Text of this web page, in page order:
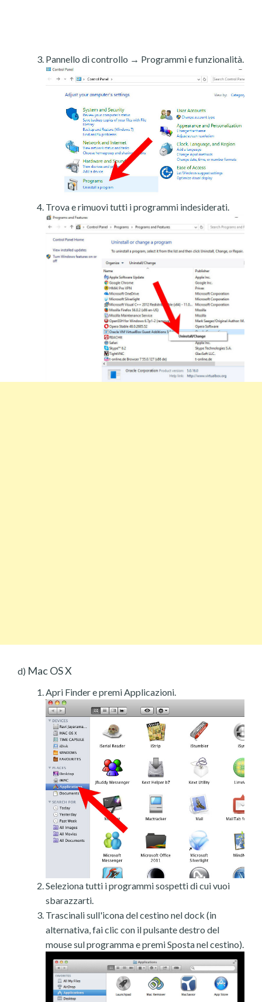
Pannello di controllo → Programmi e funzionalità.
Trova e rimuovi tutti i programmi indesiderati.
d) Mac OS X
Apri Finder e premi Applicazioni.
Seleziona tutti i programmi sospetti di cui vuoi
sbarazzarti.
Trascinali sull'icona del cestino nel dock (in
alternativa, fai clic con il pulsante destro del
mouse sul programma e premi Sposta nel cestino).